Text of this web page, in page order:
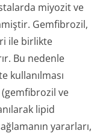
miyozit ve
Gemfibrozil,
ile birlikte
Bu nedenle
kullanılması
ve
lipid
yararları,